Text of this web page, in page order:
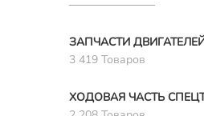
ЗАПЧАСТИ
3 419 Товаров
ХОДОВАЯ ЧАСТЬ